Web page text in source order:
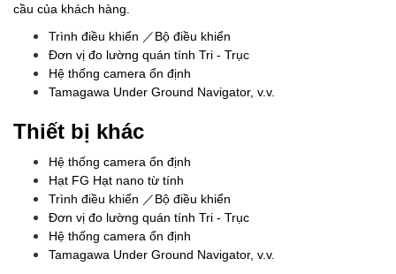
cầu của khách hàng.
Trình điều khiển ／Bộ điều khiển
Đơn vị đo lường quán tính Tri - Trục
Hệ thống camera ổn định
Tamagawa Under Ground Navigator, v.v.
Thiết bị khác
Hệ thống camera ổn định
Hạt FG Hạt nano từ tính
Trình điều khiển ／Bộ điều khiển
Đơn vị đo lường quán tính Tri - Trục
Hệ thống camera ổn định
Tamagawa Under Ground Navigator, v.v.